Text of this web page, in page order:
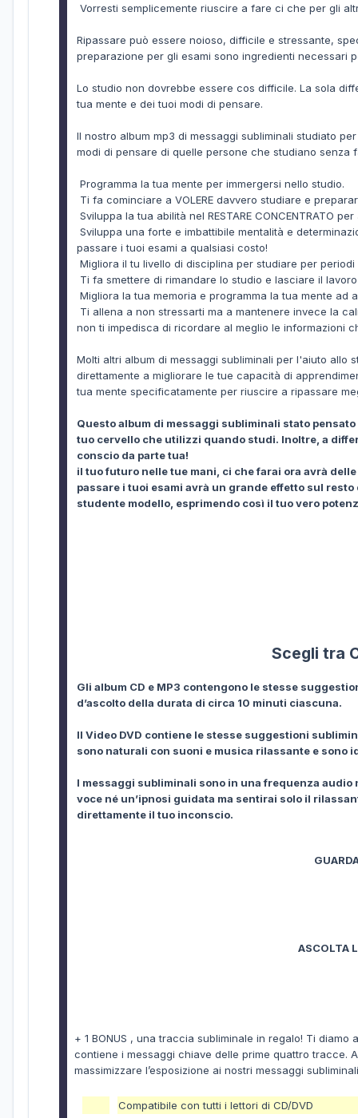
Vorresti semplicemente riuscire a fare ci che per gli
Ripassare può essere noioso, difficile e stressante,
preparazione per gli esami sono ingredienti necessari
Lo studio non dovrebbe essere cos difficile. La sola
tua mente e dei tuoi modi di pensare.
Il nostro album mp3 di messaggi subliminali studiato
modi di pensare di quelle persone che studiano senza
Programma la tua mente per immergersi nello studio.
Ti fa cominciare a VOLERE davvero studiare e
Sviluppa la tua abilità nel RESTARE CONCENTRATO
Sviluppa una forte e imbattibile mentalità e
passare i tuoi esami a qualsiasi costo!
Migliora il tu livello di disciplina per studiare per
Ti fa smettere di rimandare lo studio e lasciare il
Migliora la tua memoria e programma la tua mente
Ti allena a non stressarti ma a mantenere invece la
non ti impedisca di ricordare al meglio le informazioni
Molti altri album di messaggi subliminali per l'aiuto allo
direttamente a migliorare le tue capacità di
tua mente specificatamente per riuscire a ripassare
Questo album di messaggi subliminali stato
tuo cervello che utilizzi quando studi. Inoltre, a
conscio da parte tua!
il tuo futuro nelle tue mani, ci che farai ora avrà
passare i tuoi esami avrà un grande effetto sul
studente modello, esprimendo così il tuo vero
Scegli tra
Gli album CD e MP3 contengono le stesse
d’ascolto della durata di circa 10 minuti ciascuna.
Il Video DVD contiene le stesse suggestioni
sono naturali con suoni e musica rilassante e sono
I messaggi subliminali sono in una frequenza
voce né un’ipnosi guidata ma sentirai solo il
direttamente il tuo inconscio.
ASCOLTA
+ 1 BONUS , una traccia subliminale in regalo! Ti
contiene i messaggi chiave delle prime quattro tracce.
massimizzare l’esposizione ai nostri messaggi
Compatibile con tutti i lettori di CD/DVD